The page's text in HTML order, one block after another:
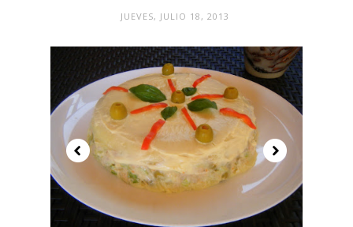
JUEVES, JULIO 18, 2013